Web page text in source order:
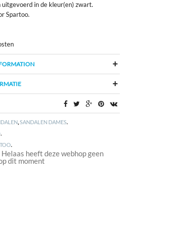
uitgevoerd in de kleur(en) zwart.
Spartoo.
,SANDALEN DAMES.
.
.
heeft deze webhop geen
dit moment